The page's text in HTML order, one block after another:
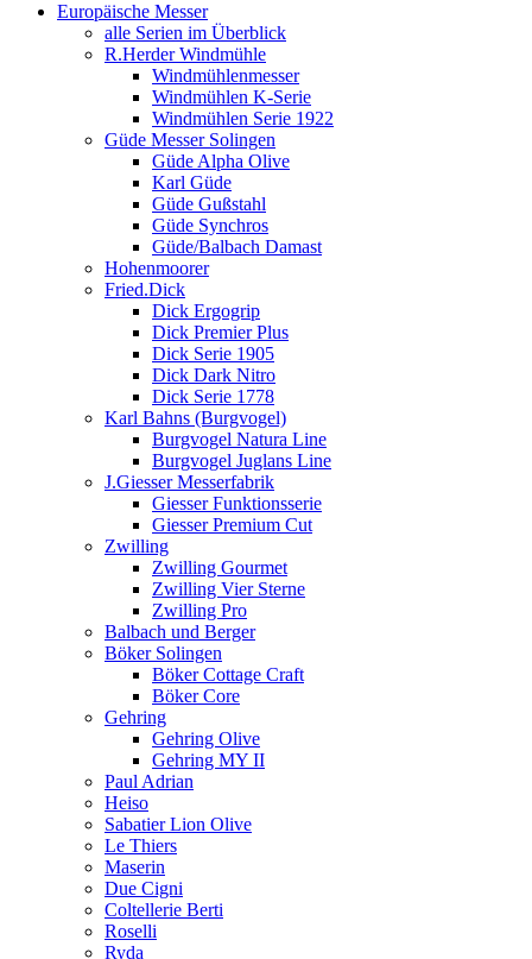
Europäische Messer
alle Serien im Überblick
R.Herder Windmühle
Windmühlenmesser
Windmühlen K-Serie
Windmühlen Serie 1922
Güde Messer Solingen
Güde Alpha Olive
Karl Güde
Güde Gußstahl
Güde Synchros
Güde/Balbach Damast
Hohenmoorer
Fried.Dick
Dick Ergogrip
Dick Premier Plus
Dick Serie 1905
Dick Dark Nitro
Dick Serie 1778
Karl Bahns (Burgvogel)
Burgvogel Natura Line
Burgvogel Juglans Line
J.Giesser Messerfabrik
Giesser Funktionsserie
Giesser Premium Cut
Zwilling
Zwilling Gourmet
Zwilling Vier Sterne
Zwilling Pro
Balbach und Berger
Böker Solingen
Böker Cottage Craft
Böker Core
Gehring
Gehring Olive
Gehring MY II
Paul Adrian
Heiso
Sabatier Lion Olive
Le Thiers
Maserin
Due Cigni
Coltellerie Berti
Roselli
Ryda